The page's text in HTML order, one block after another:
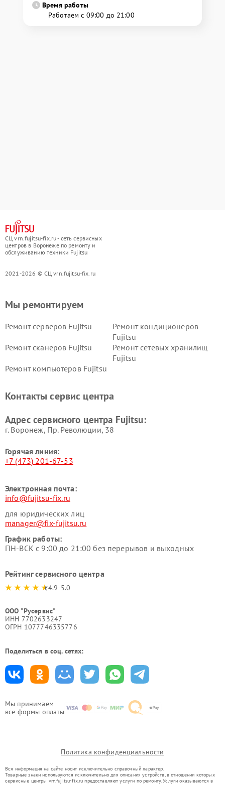
Время работы
Работаем с 09:00 до 21:00
СЦ vrn.fujitsu-fix.ru - сеть сервисных
центров в Воронеже по ремонту и
обслуживанию техники Fujitsu
2021-2026 © СЦ vrn.fujitsu-fix.ru
Мы принимаем
все формы оплаты
Мы ремонтируем
Ремонт серверов Fujitsu
Ремонт кондиционеров
Fujitsu
Ремонт сканеров Fujitsu
Ремонт сетевых хранилищ
Fujitsu
Ремонт компьютеров Fujitsu
Контакты сервис центра
Адрес сервисного центра Fujitsu:
г. Воронеж, Пр. Революции, 38
Горячая линия:
+7 (473) 201-67-53
Электронная почта:
info@fujitsu-fix.ru
для юридических лиц
manager@fix-fujitsu.ru
График работы:
ПН-ВСК с 9:00 до 21:00 без перерывов и выходных
Рейтинг сервисного центра
4.9-5.0
ООО "Русервис"
ИНН 7702633247
ОГРН 1077746335776
Поделиться в соц. сетях:
Политика конфиденциальности
Вся информация на сайте носит исключительно справочный характер.
Товарные знаки используются исключительно для описания устройств, в отношении которых
сервисные центры vrn.fujitsu-fix.ru предоставляют услуги по ремонту. Услуги оказываются в